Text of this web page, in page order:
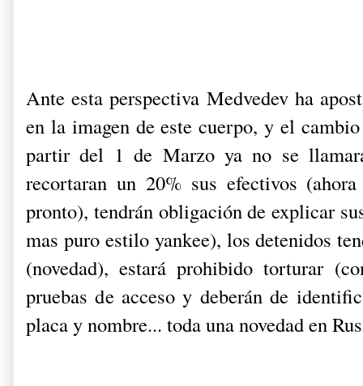
Ante esta perspectiva Medvedev ha
en la imagen de este cuerpo, y el
partir del 1 de Marzo ya no se
recortaran un 20% sus efectivos
pronto), tendrán obligación de explicar
mas puro estilo yankee), los detenidos
(novedad), estará prohibido torturar
pruebas de acceso y deberán de
placa y nombre... toda una novedad en